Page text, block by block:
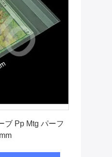
ブ Pp Mtg パーフ